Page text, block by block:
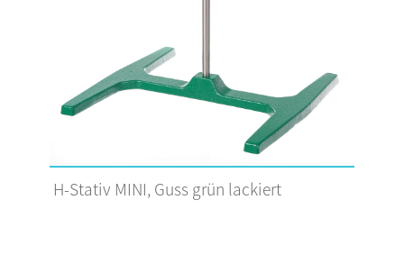
H-Stativ MINI, Guss grün lackiert